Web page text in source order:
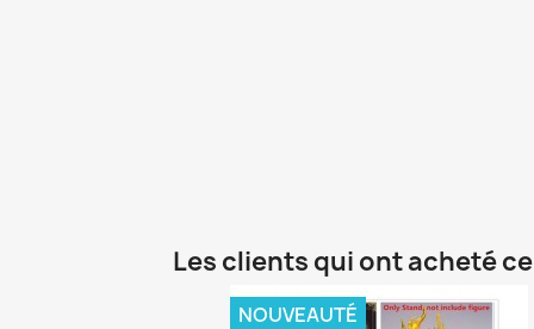
Les clients qui ont acheté
NOUVEAUTÉ